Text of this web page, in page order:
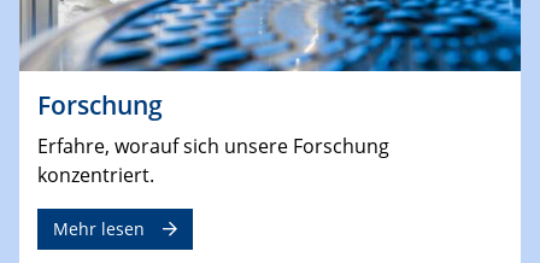
Forschung
Erfahre, worauf sich unsere Forschung
konzentriert.
Mehr lesen